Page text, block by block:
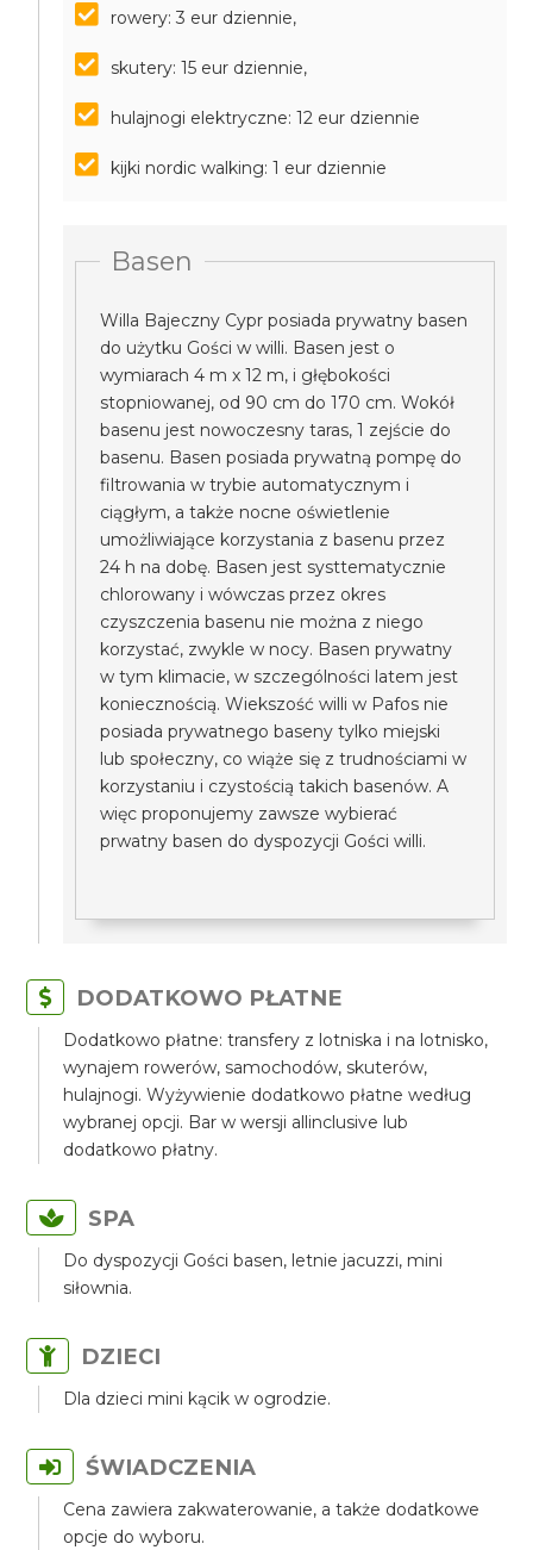
rowery: 3 eur dziennie,
skutery: 15 eur dziennie,
hulajnogi elektryczne: 12 eur dziennie
kijki nordic walking: 1 eur dziennie
Basen
Willa Bajeczny Cypr posiada prywatny basen
do użytku Gości w willi. Basen jest o
wymiarach 4 m x 12 m, i głębokości
stopniowanej, od 90 cm do 170 cm. Wokół
basenu jest nowoczesny taras, 1 zejście do
basenu. Basen posiada prywatną pompę do
filtrowania w trybie automatycznym i
ciągłym, a także nocne oświetlenie
umożliwiające korzystania z basenu przez
24 h na dobę. Basen jest systtematycznie
chlorowany i wówczas przez okres
czyszczenia basenu nie można z niego
korzystać, zwykle w nocy. Basen prywatny
w tym klimacie, w szczególności latem jest
koniecznością. Wiekszość willi w Pafos nie
posiada prywatnego baseny tylko miejski
lub społeczny, co wiąże się z trudnościami w
korzystaniu i czystością takich basenów. A
więc proponujemy zawsze wybierać
prwatny basen do dyspozycji Gości willi.
DODATKOWO PŁATNE
Dodatkowo płatne: transfery z lotniska i na lotnisko,
wynajem rowerów, samochodów, skuterów,
hulajnogi. Wyżywienie dodatkowo płatne według
wybranej opcji. Bar w wersji allinclusive lub
dodatkowo płatny.
SPA
Do dyspozycji Gości basen, letnie jacuzzi, mini
siłownia.
DZIECI
Dla dzieci mini kącik w ogrodzie.
ŚWIADCZENIA
Cena zawiera zakwaterowanie, a także dodatkowe
opcje do wyboru.